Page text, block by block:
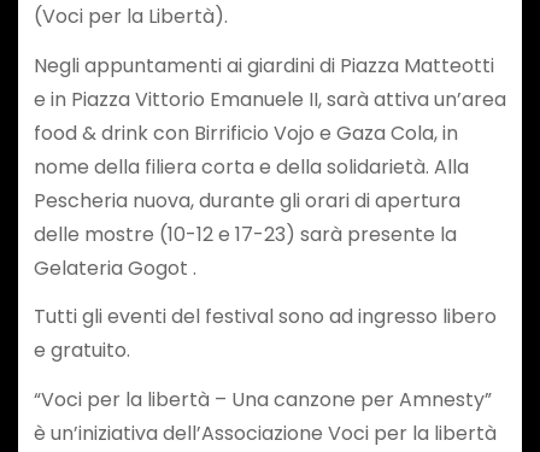
(Voci per la Libertà).
Negli appuntamenti ai giardini di Piazza Matteotti
e in Piazza Vittorio Emanuele II, sarà attiva un’area
food & drink con Birrificio Vojo e Gaza Cola, in
nome della filiera corta e della solidarietà. Alla
Pescheria nuova, durante gli orari di apertura
delle mostre (10-12 e 17-23) sarà presente la
Gelateria Gogot .
Tutti gli eventi del festival sono ad ingresso libero
e gratuito.
“Voci per la libertà – Una canzone per Amnesty”
è un’iniziativa dell’Associazione Voci per la libertà